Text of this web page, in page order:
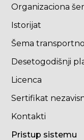
Organizaciona
Istorijat
Šema
Desetogodišnji
Licenca
Sertifikat
Kontakti
Pristup sistemu